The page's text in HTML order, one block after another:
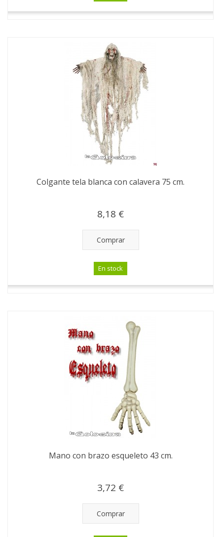
Colgante tela blanca con calavera 75 cm.
8,18 €
Comprar
En stock
Mano con brazo esqueleto 43 cm.
3,72 €
Comprar